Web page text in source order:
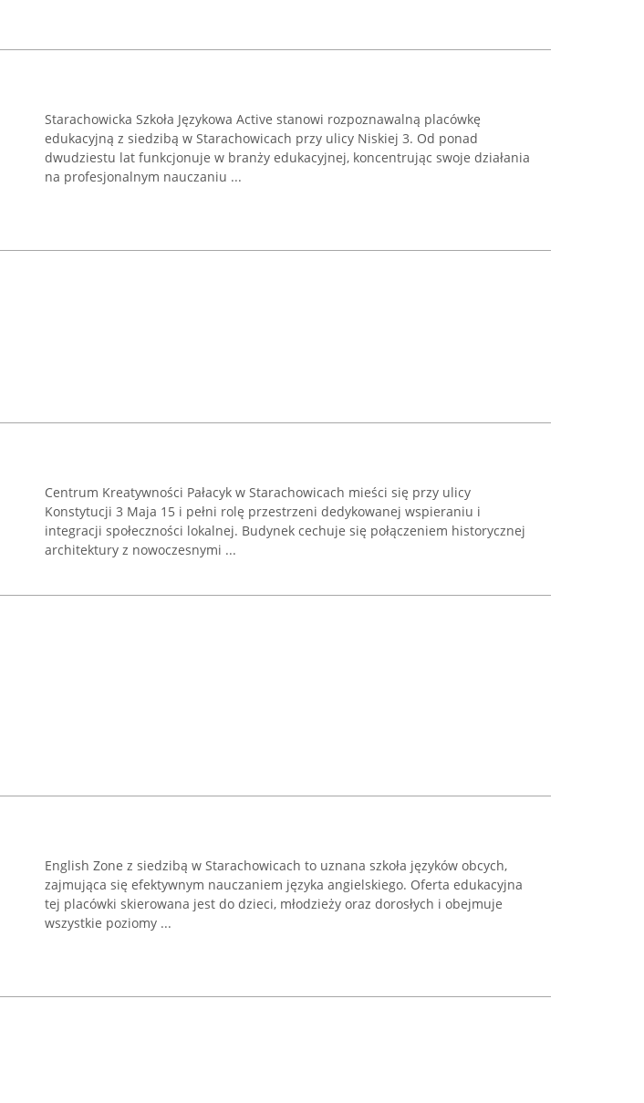
Starachowicka Szkoła Językowa Active stanowi rozpoznawalną placówkę
edukacyjną z siedzibą w Starachowicach przy ulicy Niskiej 3. Od ponad
dwudziestu lat funkcjonuje w branży edukacyjnej, koncentrując swoje działania
na profesjonalnym nauczaniu ...
Centrum Kreatywności Pałacyk w Starachowicach mieści się przy ulicy
Konstytucji 3 Maja 15 i pełni rolę przestrzeni dedykowanej wspieraniu i
integracji społeczności lokalnej. Budynek cechuje się połączeniem historycznej
architektury z nowoczesnymi ...
English Zone z siedzibą w Starachowicach to uznana szkoła języków obcych,
zajmująca się efektywnym nauczaniem języka angielskiego. Oferta edukacyjna
tej placówki skierowana jest do dzieci, młodzieży oraz dorosłych i obejmuje
wszystkie poziomy ...